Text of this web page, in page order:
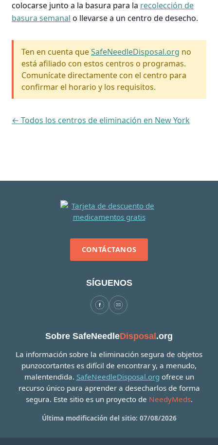
colocarse junto a la basura para la recolección de
basura semanal o llevarse a un centro de desecho.
Ten en cuenta queSafeNeedleDisposal.org no
está afiliado con estos centros o programas.
Comunícate directamente con el centro para
confirmar el horario y los requisitos.
← Todos los centros de eliminación en New York
CONTÁCTANOS
SÍGUENOS
Sobre SafeNeedleDisposal.org
La información sobre la eliminación segura de objetos
punzocortantes es difícil de encontrar y, a menudo,
malentendida. SafeNeedleDisposal.org ofrece un
recurso único para aprender a desecharlos de forma
segura. Este sitio es un proyecto de NeedyMeds.
Última modificación del sitio: 07/08/2026